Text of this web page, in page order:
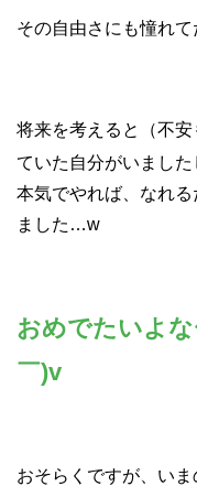
その自由さにも憧れて
将来を考えると（不安
ていた自分がいました
本気でやれば、なれ
ました…w
おめでたいよ
￣)v
おそらくですが、い